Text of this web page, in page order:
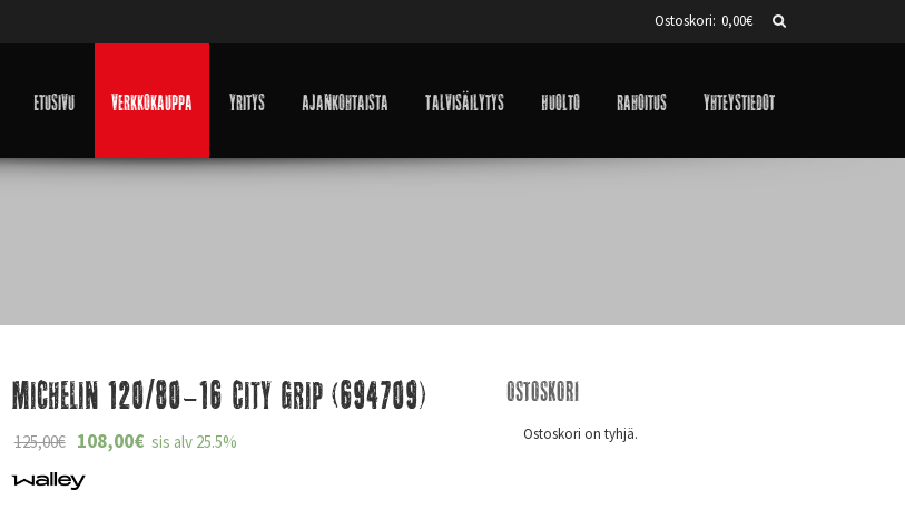
Ostoskori: 0,00€
Etusivu Verkkokauppa Yritys Ajankohtaista Talvisäilytys Huolto Rahoitus Yhteystiedot
Michelin 120/80-16 City Grip (694709)
125,00€ 108,00€ sis alv 25.5%
Ostoskori
Ostoskori on tyhjä.